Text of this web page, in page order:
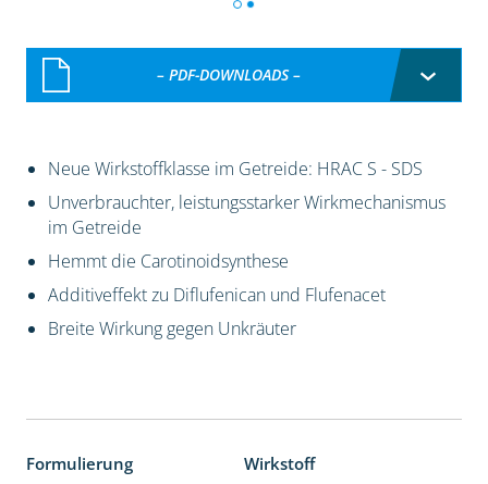
– PDF-DOWNLOADS –
Neue Wirkstoffklasse im Getreide: HRAC S - SDS
Unverbrauchter, leistungsstarker Wirkmechanismus
im Getreide
Hemmt die Carotinoidsynthese
Additiveffekt zu Diflufenican und Flufenacet
Breite Wirkung gegen Unkräuter
Formulierung Wirkstoff